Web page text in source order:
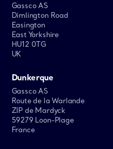
Gassco AS
Dimlington Road
Easington
East Yorkshire
HU12 0TG
UK
Dunkerque
Gassco AS
Route de la Warlande
ZIP de Mardyck
59279 Loon-Plage
France